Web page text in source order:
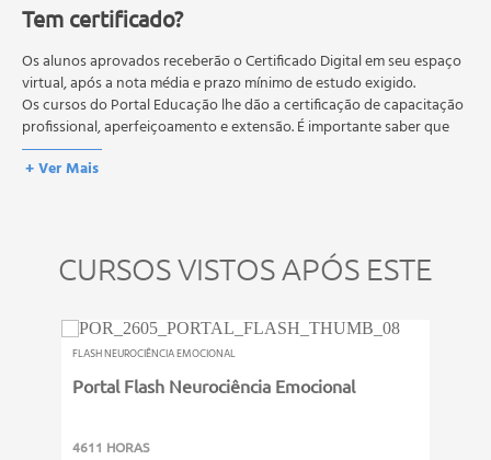
Sintomas
Diagnóstico
Tratamentos
Estratégias de prevenção
Os estudos, atividades e avaliações devem ser feitos dentro do
A média final deve ser igual ou superior a 60%para a conclusão e
recebimento do certificado digital do curso. Em caso de reprovação,
o aluno poderá realizar novamente a prova dentro do período do
curso quantas vezes desejar. Os cursos gratuitos não possuem nova
prova, atividades reflexivas e descritivas.
Tem certificado?
Os alunos aprovados receberão o Certificado Digital em seu espaço
virtual, após a nota média e prazo mínimo de estudo exigido.
Os cursos do Portal Educação lhe dão a certificação de capacitação
profissional, aperfeiçoamento e extensão. É importante saber que
esses títulos não se equivalem às certificações de cursos técnicos ou
de formação escolar, e não dão o direito de assumir
+ Ver Mais
CURSOS VISTOS APÓS ESTE
FLASH NEUROCIÊNCIA EMOCIONAL
Portal Flash Neurociência Emocional
4611 HORAS